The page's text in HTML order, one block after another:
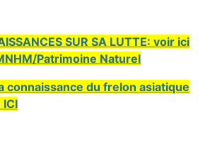
SUR SA LUTTE: voir ici
Patrimoine Naturel
connaissance du frelon asiatique